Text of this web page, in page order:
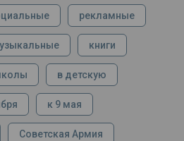
рекламные
книги
в детскую
к 9 мая
Советская Армия